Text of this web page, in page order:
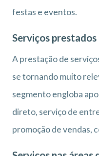
festas e eventos.
Serviços prestados
A prestação de
se tornando muito
segmento engloba
direto, serviço de
promoção de vendas,